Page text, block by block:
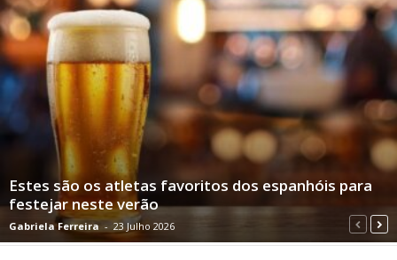
Estes são os atletas favoritos dos espanhóis para
festejar neste verão
Gabriela Ferreira - 23 Julho 2026